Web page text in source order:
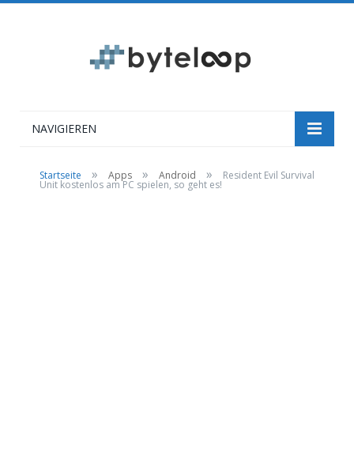
NAVIGIEREN
Startseite » Apps » Android » Resident Evil Survival
Unit kostenlos am PC spielen, so geht es!